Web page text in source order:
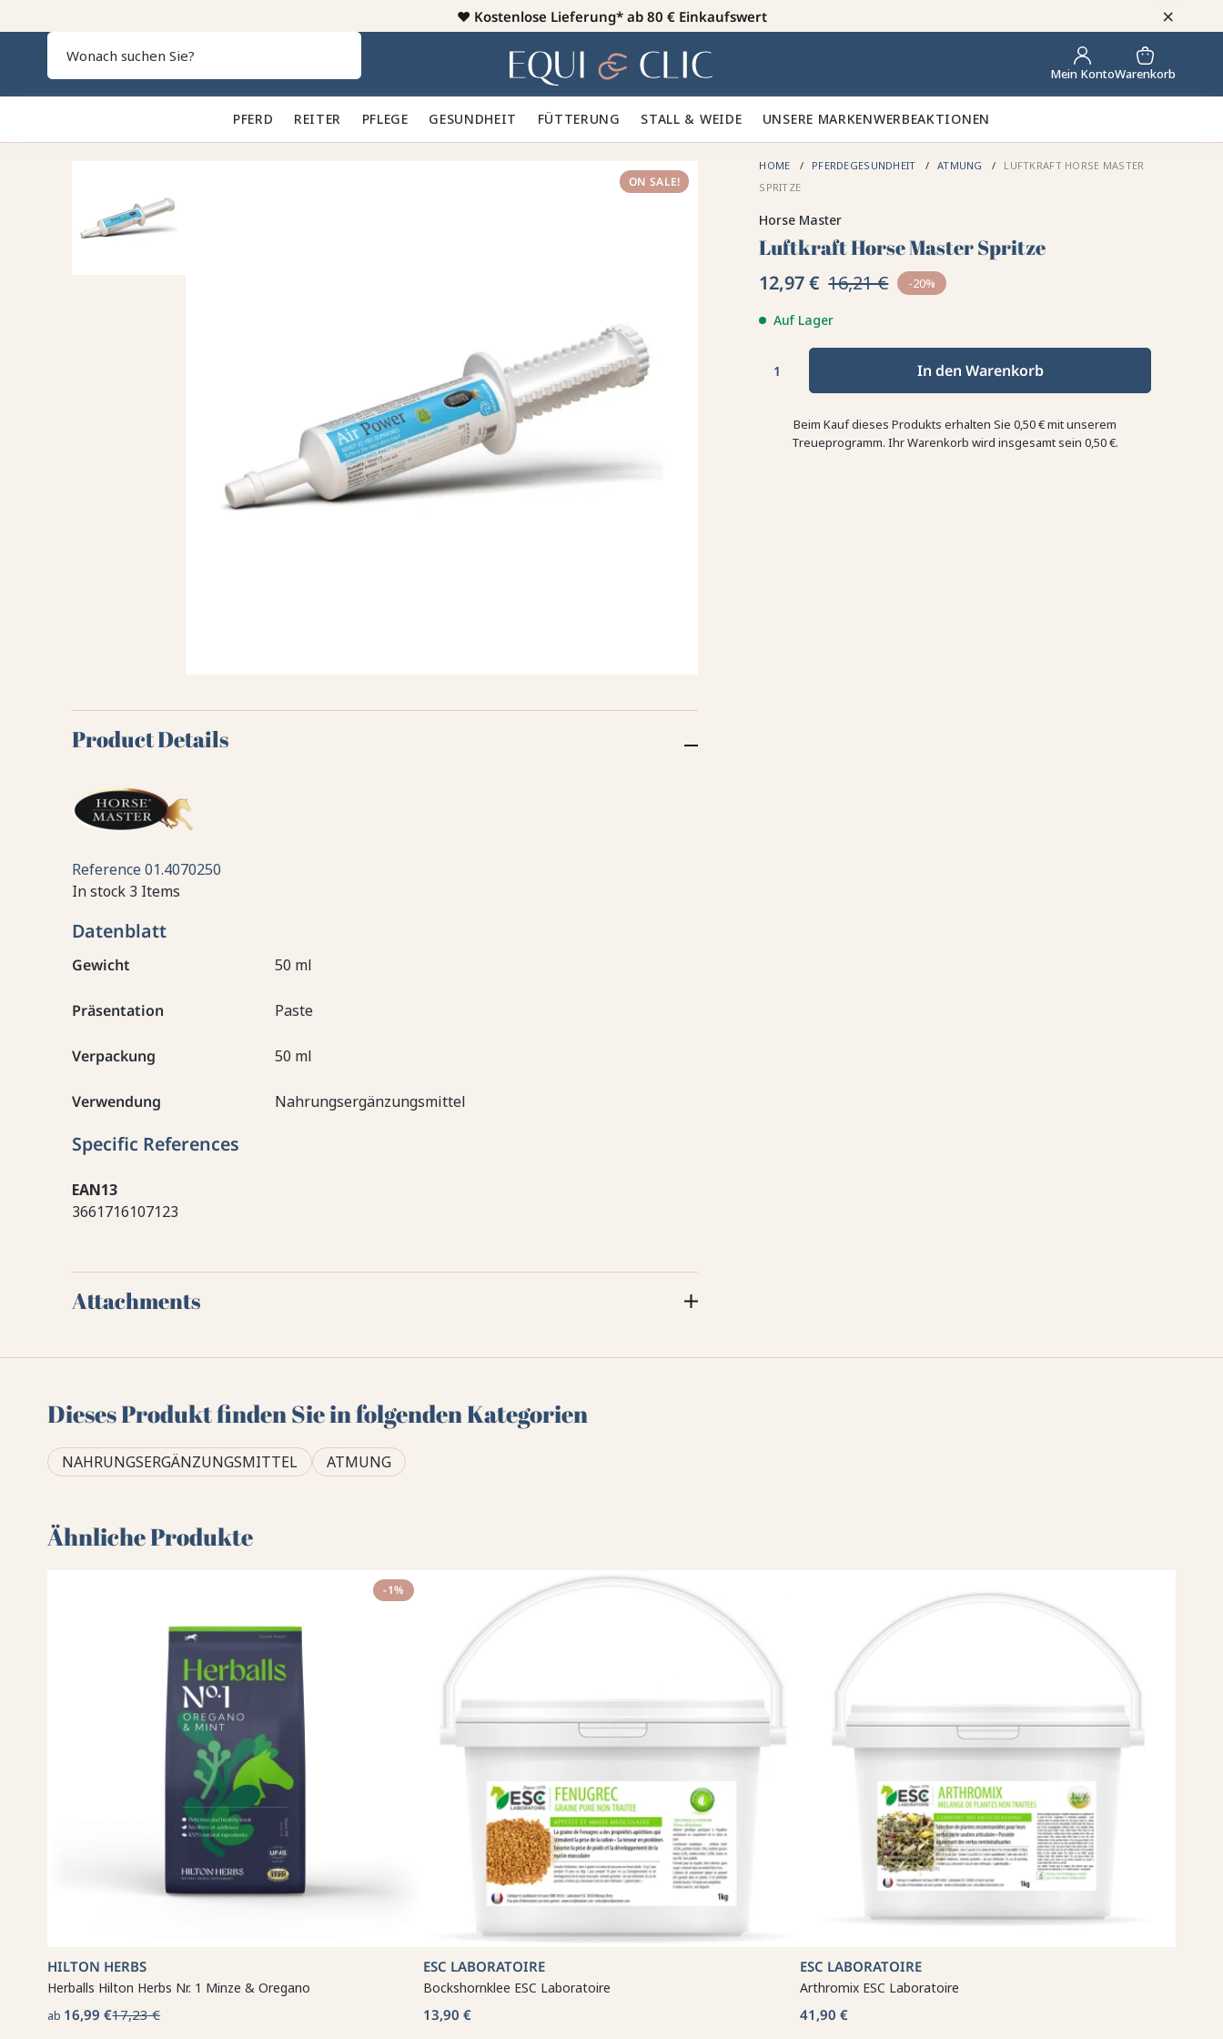
♥️ Kostenlose Lieferung* ab 80 € Einkaufswert ×
Heim Mein KontoWarenkorb
PFERD 🐎 REITER 👕 PFLEGE 🪮 GESUNDHEIT ✨ FÜTTERUNG 🥕 STALL & WEIDE 🍃 UNSERE MARKENWERBEAKTIONEN
ON SALE!
HOME PFERDEGESUNDHEIT ATMUNG
LUFTKRAFT HORSE MASTER
SPRITZE
Horse Master
Luftkraft Horse Master Spritze
12,97 € 16,21 € -20%
Auf Lager
In den Warenkorb
Beim Kauf dieses Produkts erhalten Sie0,50 €mit unserem
Treueprogramm. Ihr Warenkorb wird insgesamt sein0,50 €.
Product Details
Reference01.4070250
In stock 3 Items
Datenblatt
Gewicht 50 ml
Präsentation Paste
Verpackung 50 ml
Verwendung Nahrungsergänzungsmittel
Specific References
EAN13
3661716107123
Attachments
Dieses Produkt finden Sie in folgenden Kategorien
NAHRUNGSERGÄNZUNGSMITTEL ATMUNG
Ähnliche Produkte
-1%
HILTON HERBS
Herballs Hilton Herbs Nr. 1 Minze & Oregano
ab 16,99 €17,23 €
ESC LABORATOIRE
Bockshornklee ESC Laboratoire
13,90 €
ESC LABORATOIRE
Arthromix ESC Laboratoire
41,90 €